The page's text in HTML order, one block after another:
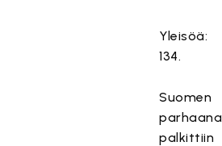
Yleisöä:
134.
Suomen
parhaana
palkittiin